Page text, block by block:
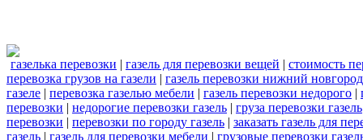
газелька перевозки | газель для перевозки вещей | стоимость
перевозка грузов на газели | газель перевозки нижний новгород
газеле | перевозка газелью мебели | газель перевозки недорого |
перевозки | недорогие перевозки газель | груза перевозки газель
перевозки | перевозки по городу газель | заказать газель для
газель | газель для перевозки мебели | грузовые перевозки